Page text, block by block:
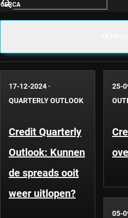
CERCA
17-12-2024 ·
QUARTERLY OUTLOOK
Credit Quarterly
Outlook: Kunnen
de spreads ooit
weer uitlopen?
25-
05-